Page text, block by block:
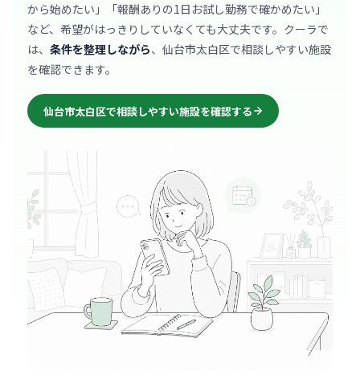
から始めたい」「報酬ありの1日お試し勤務で確かめたい」
など、希望がはっきりしていなくても大丈夫です。クーラで
は、 条件を整理しながら、仙台市太白区で相談しやすい施設
を確認できます。
仙台市太白区で相談しやすい施設を確認する